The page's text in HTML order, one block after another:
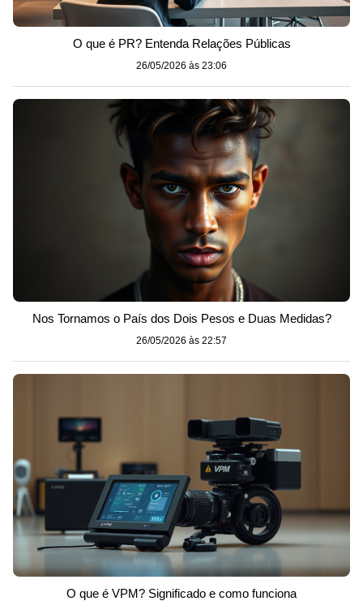
O que é PR? Entenda Relações Públicas
26/05/2026 às 23:06
Nos Tornamos o País dos Dois Pesos e Duas Medidas?
26/05/2026 às 22:57
O que é VPM? Significado e como funciona